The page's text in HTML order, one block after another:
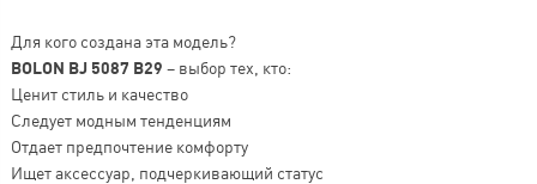
Для кого создана эта модель?
BOLON BJ 5087 B29 – выбор тех, кто:
Ценит стиль и качество
Следует модным тенденциям
Отдает предпочтение комфорту
Ищет аксессуар, подчеркивающий статус